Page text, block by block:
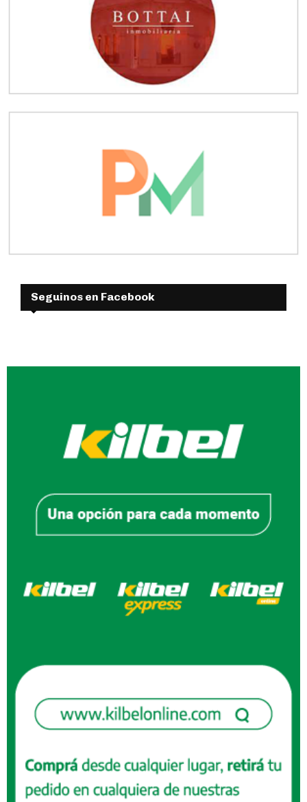
Seguinos en Facebook